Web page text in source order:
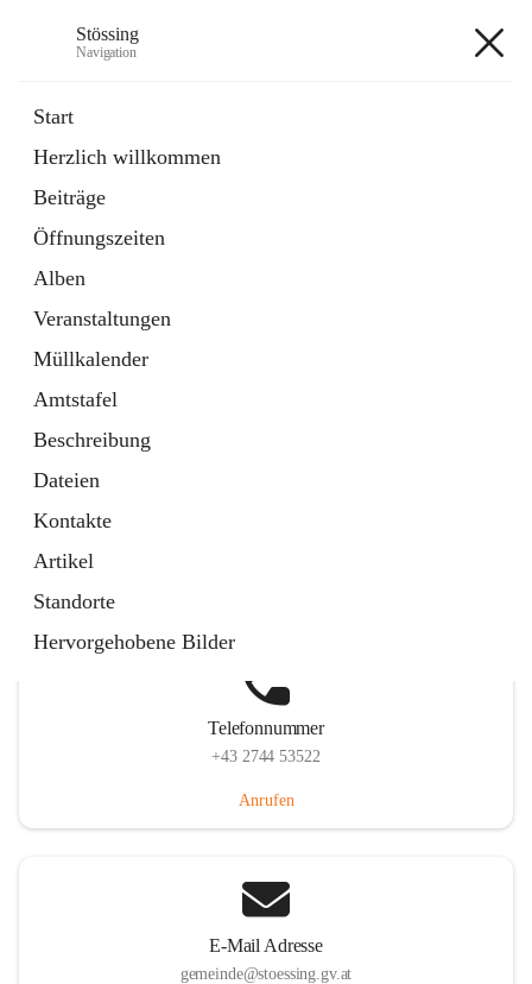
Stössing
Navigation
Start
Herzlich willkommen
Beiträge
Öffnungszeiten
Alben
Veranstaltungen
Müllkalender
Amtstafel
Beschreibung
Dateien
Kontakte
Artikel
Standorte
Hervorgehobene Bilder
Datei
in
Tab
Kindergarten
öffnet
in
neuem
Tab
Telefonnummer
+43 2744 53522
Anrufen
E-Mail Adresse
gemeinde@stoessing.gv.at